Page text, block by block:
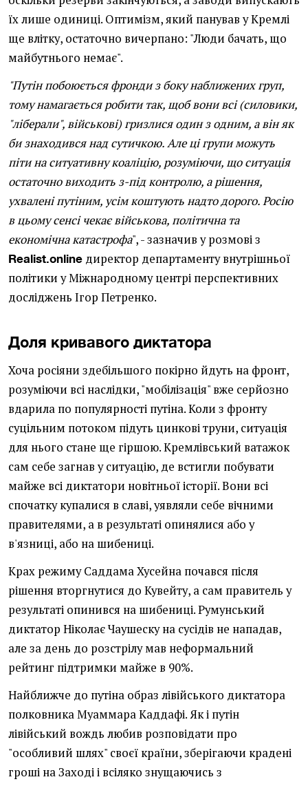
їх лише одиниці. Оптимізм, який панував у Кремлі
ще влітку, остаточно вичерпано: "Люди бачать, що
майбутнього немає".
"Путін побоюється фронди з боку наближених груп,
тому намагається робити так, щоб вони всі (силовики,
"ліберали", військові) гризлися один з одним, а він як
би знаходився над сутичкою. Але ці групи можуть
піти на ситуативну коаліцію, розуміючи, що ситуація
остаточно виходить з-під контролю, а рішення,
ухвалені путіним, усім коштують надто дорого. Росію
в цьому сенсі чекає військова, політична та
економічна катастрофа", - зазначив у розмові з
Realist.online директор департаменту внутрішньої
політики у Міжнародному центрі перспективних
досліджень Ігор Петренко.
Доля кривавого диктатора
Хоча росіяни здебільшого покірно йдуть на фронт,
розуміючи всі наслідки, "мобілізація" вже серйозно
вдарила по популярності путіна. Коли з фронту
суцільним потоком підуть цинкові труни, ситуація
для нього стане ще гіршою. Кремлівський ватажок
сам себе загнав у ситуацію, де встигли побувати
майже всі диктатори новітньої історії. Вони всі
спочатку купалися в славі, уявляли себе вічними
правителями, а в результаті опинялися або у
в'язниці, або на шибениці.
Крах режиму Саддама Хусейна почався після
рішення вторгнутися до Кувейту, а сам правитель у
результаті опинився на шибениці. Румунський
диктатор Ніколає Чаушеску на сусідів не нападав,
але за день до розстрілу мав неформальний
рейтинг підтримки майже в 90%.
Найближче до путіна образ лівійського диктатора
полковника Муаммара Каддафі. Як і путін
лівійський вождь любив розповідати про
"особливий шлях" своєї країни, зберігаючи крадені
гроші на Заході і всіляко знущаючись з